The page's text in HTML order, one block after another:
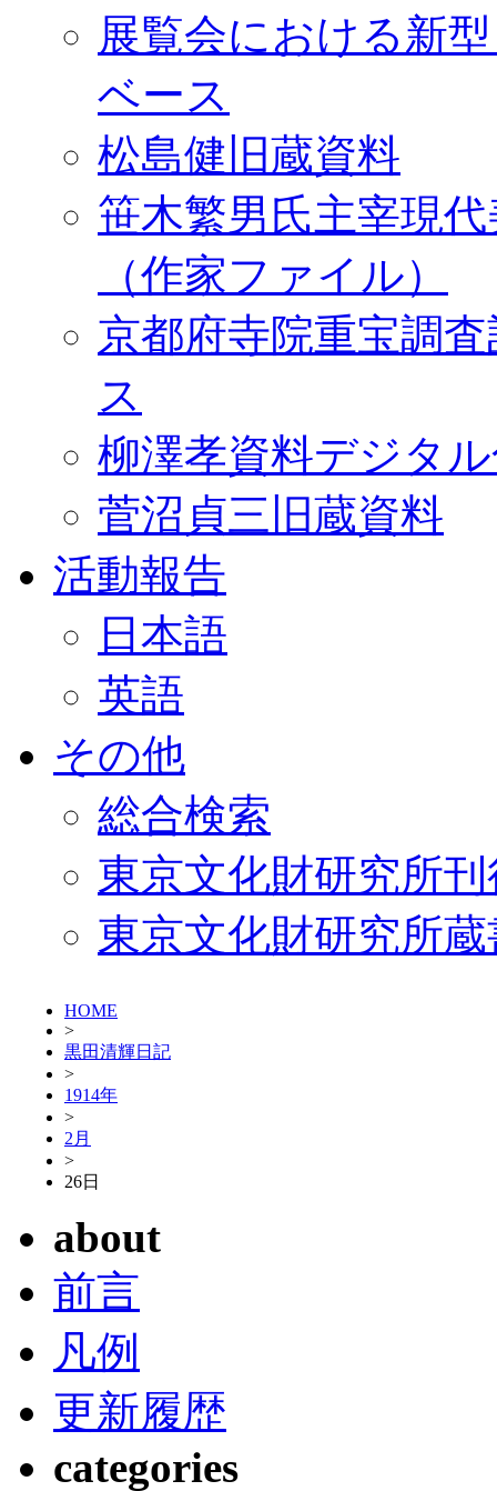
展覧会における新
ベース
松島健旧蔵資料
笹木繁男氏主宰現
（作家ファイル）
京都府寺院重宝調
ス
柳澤孝資料デジタ
菅沼貞三旧蔵資料
活動報告
日本語
英語
その他
総合検索
東京文化財研究所
東京文化財研究所
HOME
>
黒田清輝日記
>
1914年
>
2月
>
26日
about
前言
凡例
更新履歴
categories